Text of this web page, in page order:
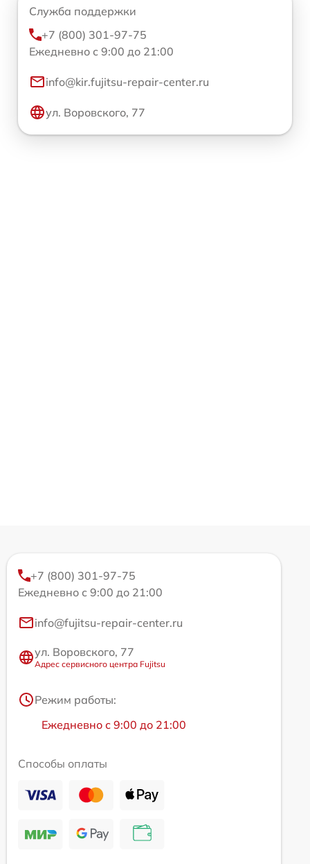
Служба поддержки
+7 (800) 301-97-75
Ежедневно с 9:00 до 21:00
info@kir.fujitsu-repair-center.ru
ул. Воровского, 77
+7 (800) 301-97-75
Ежедневно с 9:00 до 21:00
info@fujitsu-repair-center.ru
ул. Воровского, 77
Адрес сервисного центра Fujitsu
Режим работы:
Ежедневно с 9:00 до 21:00
Способы оплаты